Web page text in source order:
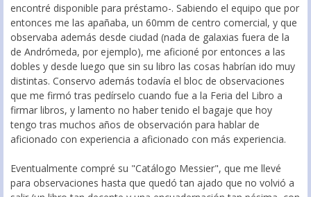
encontré disponible para préstamo-. Sabiendo el equipo que por
entonces me las apañaba, un 60mm de centro comercial, y que
observaba además desde ciudad (nada de galaxias fuera de la
de Andrómeda, por ejemplo), me aficioné por entonces a las
dobles y desde luego que sin su libro las cosas habrían ido muy
distintas. Conservo además todavía el bloc de observaciones
que me firmó tras pedírselo cuando fue a la Feria del Libro a
firmar libros, y lamento no haber tenido el bagaje que hoy
tengo tras muchos años de observación para hablar de
aficionado con experiencia a aficionado con más experiencia.
Eventualmente compré su "Catálogo Messier", que me llevé
para observaciones hasta que quedó tan ajado que no volvió a